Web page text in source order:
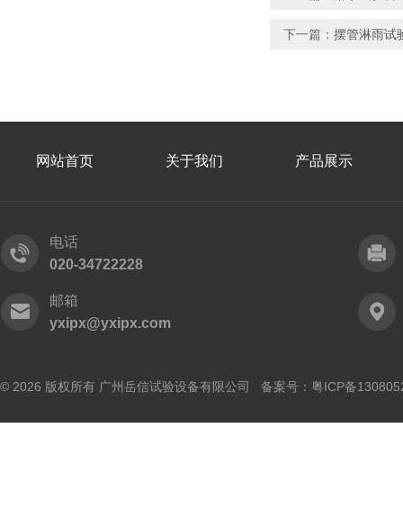
下一篇： 摆管淋雨试
网站首页 关于我们 产品展示
电话
020-34722228
邮箱
yxipx@yxipx.com
© 2026 版权所有 广州岳信试验设备有限公司 备案号： 粤ICP备